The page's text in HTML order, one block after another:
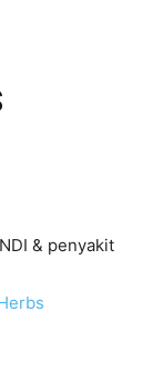
& penyakit